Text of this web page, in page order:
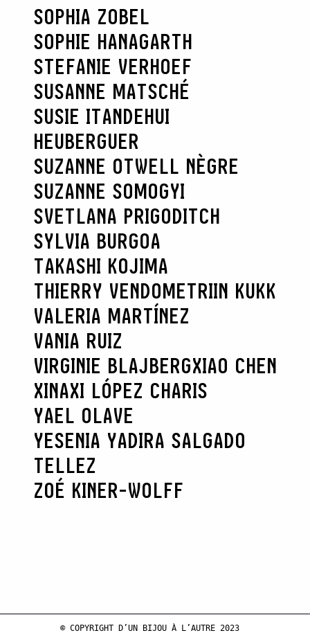
SOPHIA ZOBEL
SOPHIE HANAGARTH
STEFANIE VERHOEF
SUSANNE MATSCHÉ
SUSIE ITANDEHUI
HEUBERGUER
SUZANNE OTWELL NÈGRE
SUZANNE SOMOGYI
SVETLANA PRIGODITCH
SYLVIA BURGOA
TAKASHI KOJIMA
THIERRY VENDOMETRIIN KUKK
VALERIA MARTÍNEZ
VANIA RUIZ
VIRGINIE BLAJBERGXIAO CHEN
XINAXI LÓPEZ CHARIS
YAEL OLAVE
YESENIA YADIRA SALGADO
TELLEZ
ZOÉ KINER-WOLFF
© COPYRIGHT D’UN BIJOU À L’AUTRE 2023